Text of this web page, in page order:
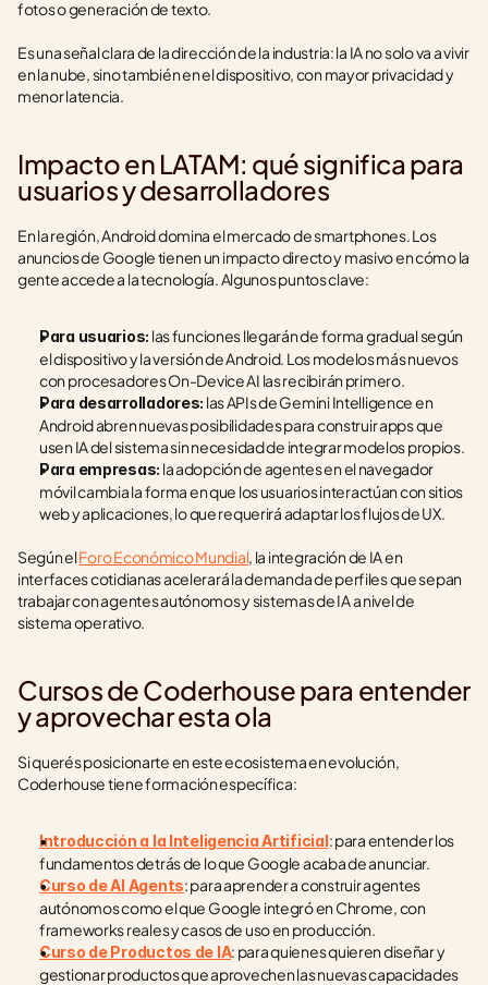
fotos o generación de texto.
Es una señal clara de la dirección de la industria: la IA no solo va a vivir
en la nube, sino también en el dispositivo, con mayor privacidad y
menor latencia.
Impacto en LATAM: qué significa para
usuarios y desarrolladores
En la región, Android domina el mercado de smartphones. Los
anuncios de Google tienen un impacto directo y masivo en cómo la
gente accede a la tecnología. Algunos puntos clave:
Para usuarios: las funciones llegarán de forma gradual según
el dispositivo y la versión de Android. Los modelos más nuevos
con procesadores On-Device AI las recibirán primero.
Para desarrolladores: las APIs de Gemini Intelligence en
Android abren nuevas posibilidades para construir apps que
usen IA del sistema sin necesidad de integrar modelos propios.
Para empresas: la adopción de agentes en el navegador
móvil cambia la forma en que los usuarios interactúan con sitios
web y aplicaciones, lo que requerirá adaptar los flujos de UX.
Según el Foro Económico Mundial, la integración de IA en
interfaces cotidianas acelerará la demanda de perfiles que sepan
trabajar con agentes autónomos y sistemas de IA a nivel de
sistema operativo.
Cursos de Coderhouse para entender
y aprovechar esta ola
Si querés posicionarte en este ecosistema en evolución,
Coderhouse tiene formación específica:
Introducción a la Inteligencia Artificial: para entender los
fundamentos detrás de lo que Google acaba de anunciar.
Curso de AI Agents: para aprender a construir agentes
autónomos como el que Google integró en Chrome, con
frameworks reales y casos de uso en producción.
Curso de Productos de IA: para quienes quieren diseñar y
gestionar productos que aprovechen las nuevas capacidades